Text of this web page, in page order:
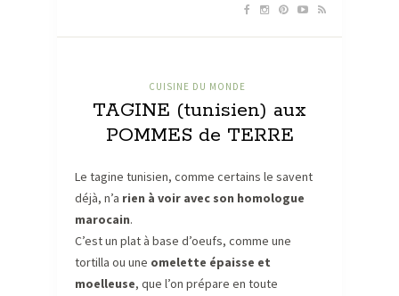
CUISINE DU MONDE
TAGINE (tunisien) aux
POMMES de TERRE
Le tagine tunisien, comme certains le savent
déjà, n’a rien à voir avec son homologue
marocain.
C’est un plat à base d’oeufs, comme une
tortilla ou une omelette épaisse et
moelleuse, que l’on prépare en toute